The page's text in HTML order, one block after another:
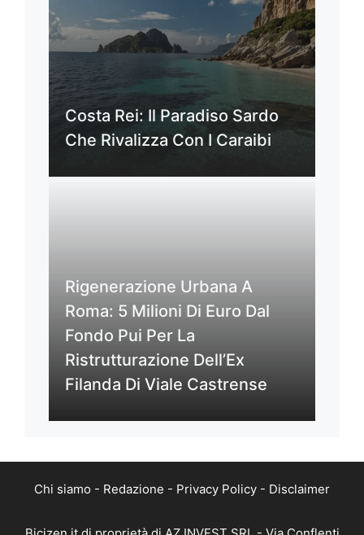
Costa Rei: Il Paradiso Sardo
Che Rivalizza Con I Caraibi
Rigenerazione Urbana A
Roma: 5 Milioni Di Euro Dal
Fondo Pui Per La
Ristrutturazione Dell’Ex
Filanda Di Viale Castrense
Chi siamo - Redazione - Privacy Policy - Disclaimer